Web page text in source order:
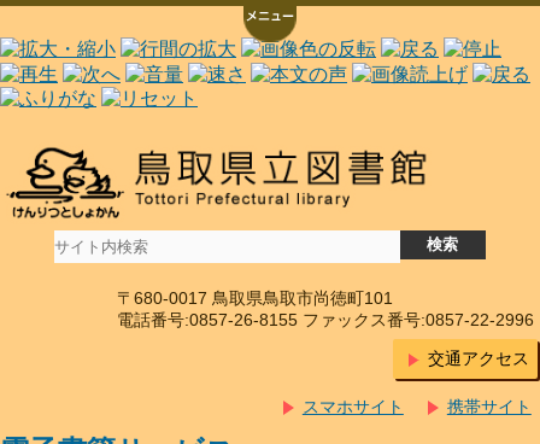
〒680-0017 鳥取県鳥取市尚徳町101
電話番号:0857-26-8155 ファックス番号:0857-22-2996
交通アクセス
携帯サイト
スマホサイト